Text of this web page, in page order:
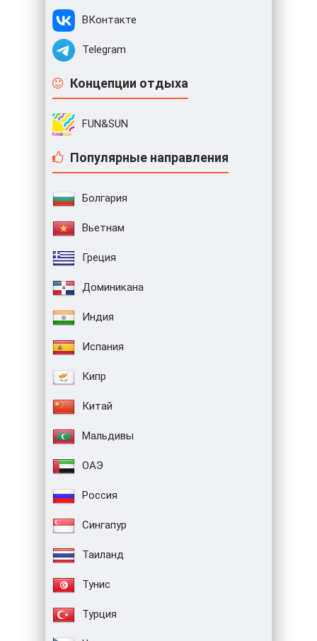
ВКонтакте
Telegram
Концепции отдыха
FUN&SUN
Популярные направления
Болгария
Вьетнам
Греция
Доминикана
Индия
Испания
Кипр
Китай
Мальдивы
ОАЭ
Россия
Сингапур
Таиланд
Тунис
Турция